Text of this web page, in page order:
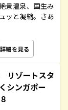
景温泉、国生み
ッと凝縮。さあ
詳細を見る
リゾートスタ
シンガポー